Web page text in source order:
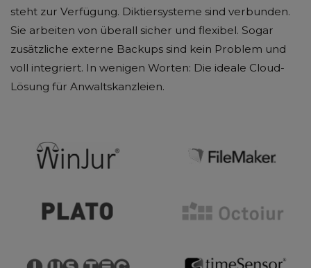
steht zur Verfügung. Diktiersysteme sind verbunden.
Sie arbeiten von überall sicher und flexibel. Sogar
zusätzliche externe Backups sind kein Problem und
voll integriert. In wenigen Worten: Die ideale Cloud-
Lösung für Anwaltskanzleien.